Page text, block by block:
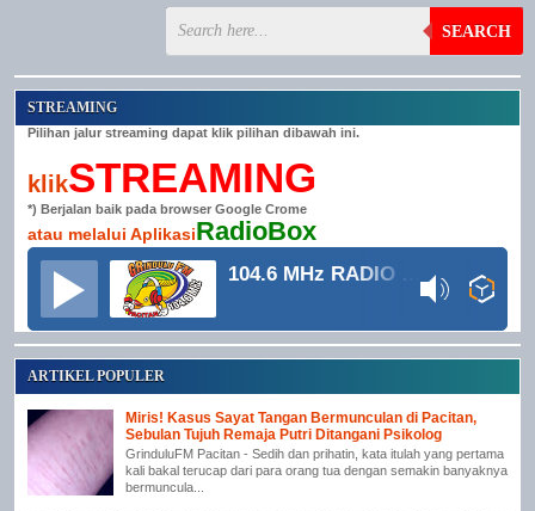
SEARCH
STREAMING
Pilihan jalur streaming dapat klik pilihan dibawah ini.
klikSTREAMING
*) Berjalan baik pada browser Google Crome
atau melalui AplikasiRadioBox
104.6 MHz RADIO GRINDULU FM
ARTIKEL POPULER
Miris! Kasus Sayat Tangan Bermunculan di Pacitan,
Sebulan Tujuh Remaja Putri Ditangani Psikolog
GrinduluFM Pacitan - Sedih dan prihatin, kata itulah yang pertama
kali bakal terucap dari para orang tua dengan semakin banyaknya
bermuncula...